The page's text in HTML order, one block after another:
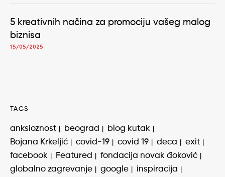
5 kreativnih načina za promociju vašeg malog
biznisa
15/05/2025
TAGS
anksioznost beograd
blog kutak
Bojana Krkeljić
covid-19 covid 19 deca
exit
facebook
Featured
fondacija novak đoković
globalno zagrevanje
google
inspiracija